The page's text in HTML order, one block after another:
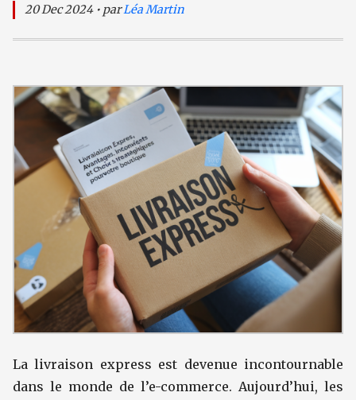
20 Dec 2024 • parLéa Martin
La livraison express est devenue incontournable
dans le monde de l’e-commerce. Aujourd’hui, les